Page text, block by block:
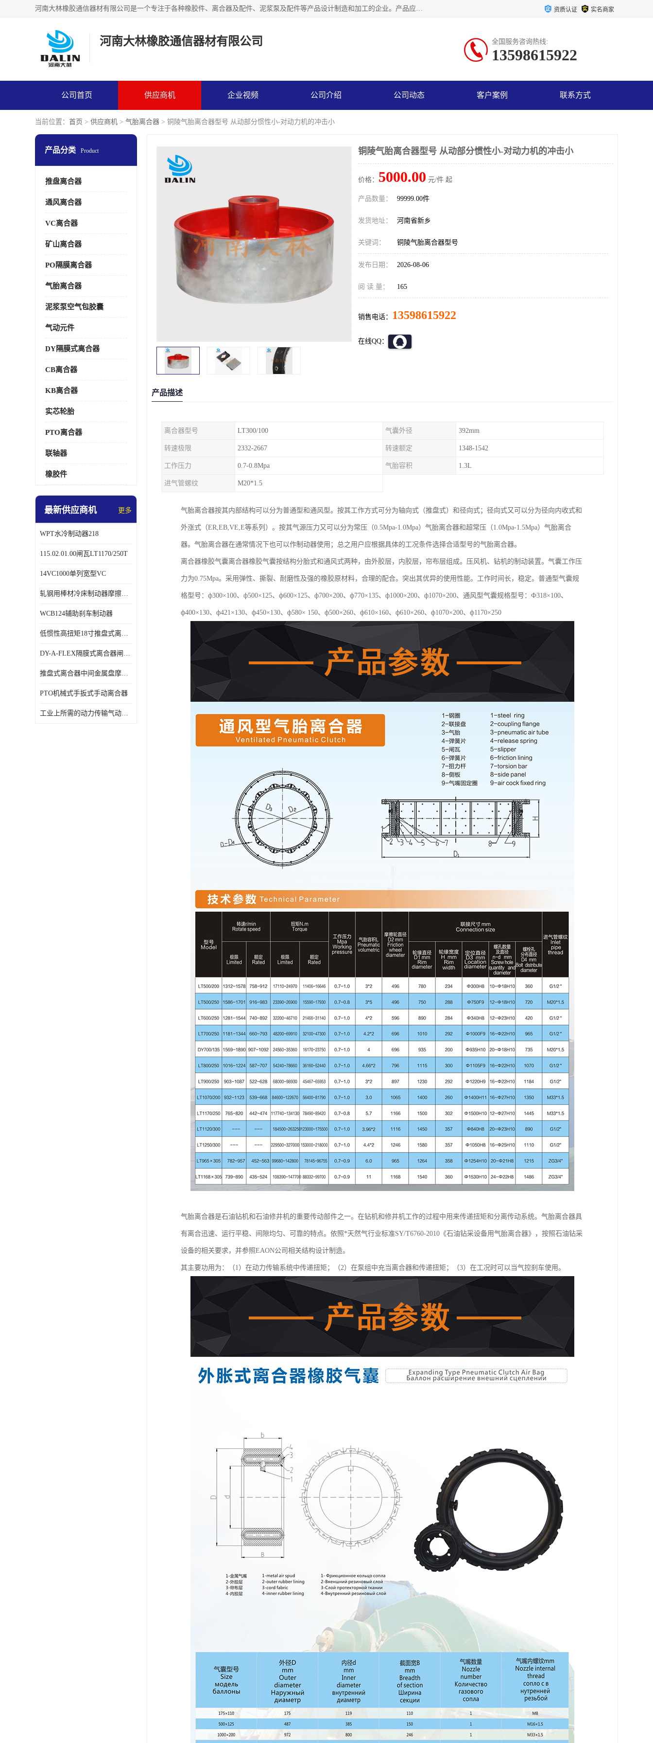
河南大林橡胶通信器材有限公司是一个专注于各种橡胶件、离合器及配件、泥浆泵及配件等产品设计制造和加工的企业。产品应用于矿山、冶金、石油、钢铁、化工、水泥、船舶、造纸、通用机械等各种大功率机械传动或制动装置。 资质认证 实名商家
河南大林橡胶通信器材有限公司 全国服务咨询热线:
13598615922
公司首页 供应商机 企业视频 公司介绍 公司动态 客户案例 联系方式
当前位置： 首页 > 供应商机 > 气胎离合器 > 铜陵气胎离合器型号 从动部分惯性小-对动力机的冲击小
产品分类 Product
推盘离合器
通风离合器
VC离合器
矿山离合器
PO隔膜离合器
气胎离合器
泥浆泵空气包胶囊
气动元件
DY隔膜式离合器
CB离合器
KB离合器
实芯轮胎
PTO离合器
联轴器
橡胶件
最新供应商机 更多
WPT水冷制动器218
115.02.01.00闸瓦LT1170/250T
14VC1000单列宽型VC
轧钢用棒材冷床制动器摩擦片218
WCB124辅助刹车制动器
低惯性高扭矩18寸推盘式离合器中心盘齿盘W18-11-101
DY-A-FLEX隔膜式离合器闸瓦总成7015125A
推盘式离合器中间金属盘摩擦盘18寸
PTO机械式手扳式手动离合器
工业上所需的动力传输气动离合器WCB424
铜陵气胎离合器型号 从动部分惯性小-对动力机的冲击小
价格： 5000.00 元/件 起
产品数量： 99999.00件
发货地址： 河南省新乡
关键词： 铜陵气胎离合器型号
发布日期： 2026-08-06
阅 读 量： 165
销售电话： 13598615922
在线QQ：
产品描述
离合器型号 LT300/100 气囊外径 392mm
转速极限 2332-2667 转速额定 1348-1542
工作压力 0.7-0.8Mpa 气胎容积 1.3L
进气管螺纹 M20*1.5
气胎离合器按其内部结构可以分为普通型和通风型。按其工作方式可分为轴向式（推盘式）和径向式；径向式又可以分为径向内收式和
外涨式（ER,EB,VE,E等系列）。按其气源压力又可以分为常压（0.5Mpa-1.0Mpa）气胎离合器和超常压（1.0Mpa-1.5Mpa）气胎离合
器。气胎离合器在通常情况下也可以作制动器使用；总之用户应根据具体的工况条件选择合适型号的气胎离合器。
离合器橡胶气囊离合器橡胶气囊按结构分胎式和通风式两种，由外胶层，内胶层，帘布层组成。压风机、钻机的制动装置。气囊工作压
力为0.75Mpa。采用弹性、撕裂、耐磨性及强的橡胶原材料，合理的配合。突出其优异的使用性能。工作时间长，稳定。普通型气囊规
格型号：ф300×100、ф500×125、ф600×125、ф700×200、ф770×135、ф1000×200、ф1070×200、通风型气囊规格型号：Ф318×100、
ф400×130、ф421×130、ф450×130、ф580× 150、ф500×260、ф610×160、ф610×260、ф1070×200、ф1170×250
气胎离合器是石油钻机和石油修井机的重要传动部件之一。在钻机和修井机工作的过程中用来传递扭矩和分离传动系统。气胎离合器具
有离合迅速、运行平稳、间隙均匀、可靠的特点。依照*天然气行业标准SY/T6760-2010《石油钻采设备用气胎离合器》，按照石油钻采
设备的相关要求，并参照EAON公司相关结构设计制造。
其主要功用为：（1）在动力传输系统中传递扭矩；（2）在泵组中充当离合器和传递扭矩；（3）在工况时可以当气控刹车使用。